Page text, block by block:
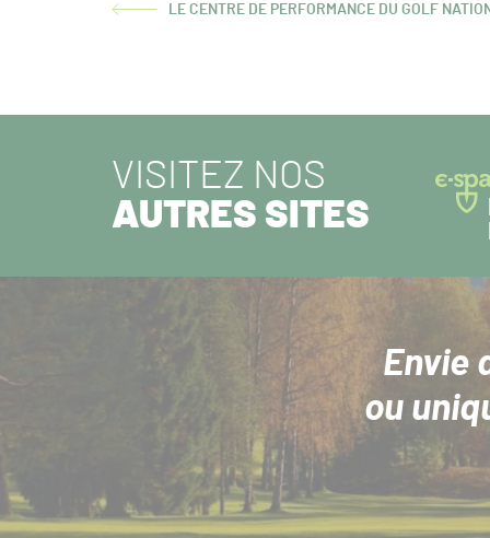
ARTICLELE CENTRE DE PERFORMANCE DU GOLF
VISITEZ NOS
AUTRES SITES
Envie
ou